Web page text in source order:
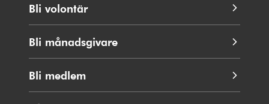
Bli volontär
Bli månadsgivare
Bli medlem